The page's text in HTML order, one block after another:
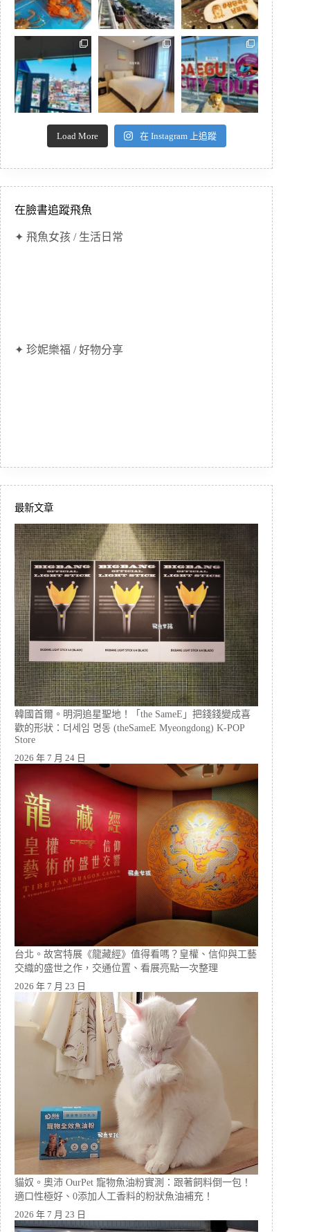
Load More 在 Instagram 上追蹤
在臉書追蹤飛魚
✦ 飛魚女孩 / 生活日常
✦ 珍妮樂福 / 好物分享
最新文章
韓國首爾。明洞追星聖地！「the SameE」把錢錢變成喜
歡的形狀：더세임 명동 (theSameE Myeongdong) K-POP
Store
2026 年 7 月 24 日
台北。故宮特展《龍藏經》值得看嗎？皇權、信仰與工藝
交織的盛世之作，交通位置、看展亮點一次整理
2026 年 7 月 23 日
貓奴。奧沛 OurPet 寵物魚油粉實測：跟著飼料倒一包！
適口性極好、0添加人工香料的粉狀魚油補充！
2026 年 7 月 23 日